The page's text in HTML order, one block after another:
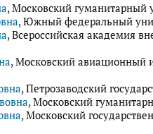
, Московский гуманитарный
, Южный федеральный
, Всероссийская академия
, Московский авиационный
, Петрозаводский
, Московский
, Московский